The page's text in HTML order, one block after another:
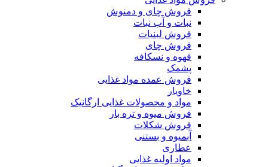
فروش چای و دمنوش
نبات و آب نبات
فروش لبنیات
فروش چای
قهوه و نسکافه
پشمک
فروش عمده مواد غذایی
خاویار
مواد و محصولات غذایی ارگانیک
فروش میوه و تره بار
فروش شکلات
آبمیوه و بستنی
عطاری
مواد اولیه غذایی